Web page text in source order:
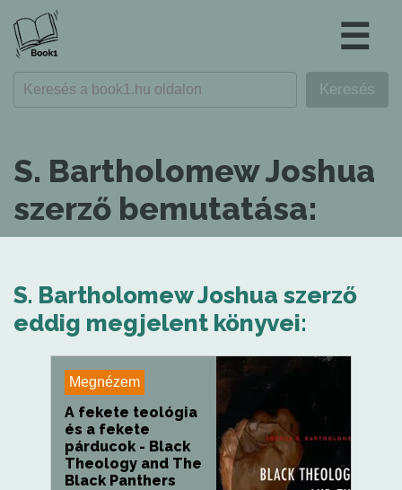
☰
S. Bartholomew Joshua
szerző bemutatása:
S. Bartholomew Joshua szerző
eddig megjelent könyvei:
Megnézem
A fekete teológia
és a fekete
párducok - Black
Theology and The
Black Panthers